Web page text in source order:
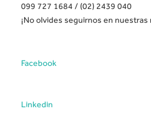
099 727 1684 / (02) 2439 040
¡No olvides seguirnos en nuestras
Facebook
Linkedin